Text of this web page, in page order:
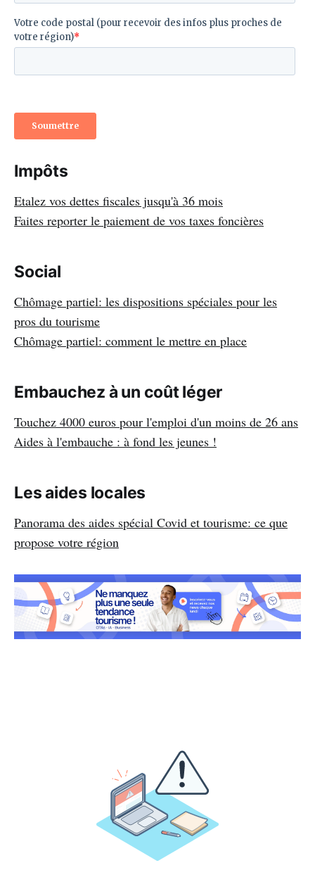
Impôts
Etalez vos dettes fiscales jusqu'à 36 mois
Faites reporter le paiement de vos taxes foncières
Social
Chômage partiel: les dispositions spéciales pour les
pros du tourisme
Chômage partiel: comment le mettre en place
Embauchez à un coût léger
Touchez 4000 euros pour l'emploi d'un moins de 26 ans
Aides à l'embauche : à fond les jeunes !
Les aides locales
Panorama des aides spécial Covid et tourisme: ce que
propose votre région